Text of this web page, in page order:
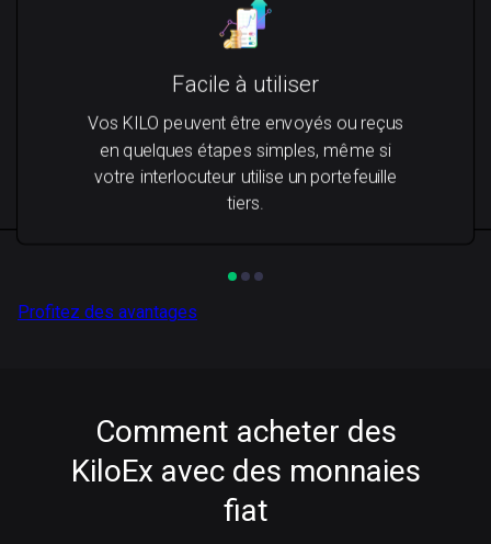
Facile à utiliser
Vos KILO peuvent être envoyés ou reçus
en quelques étapes simples, même si
votre interlocuteur utilise un portefeuille
tiers.
Profitez des avantages
Comment acheter des
KiloEx avec des monnaies
fiat